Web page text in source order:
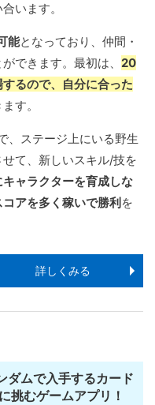
います。
能となっており、仲間・
できます。最初は、 20
るので、自分に合った
す。
、ステージ上にいる野生
て、新しいスキル/技を
ャラクターを育成しな
アを多く稼いで勝利 を
詳しくみる
ダムで入手するカード
挑むゲームアプリ！